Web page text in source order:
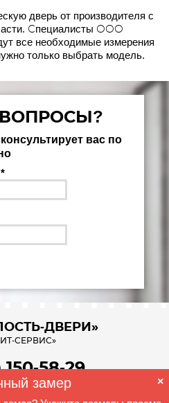
дверь от производителя с
Специалисты ООО
все необходимые измерения
только выбрать модель.
вас по
*
ДВЕРИ»
СЕРВИС»
58-29
ЗВОНОК
замер ×